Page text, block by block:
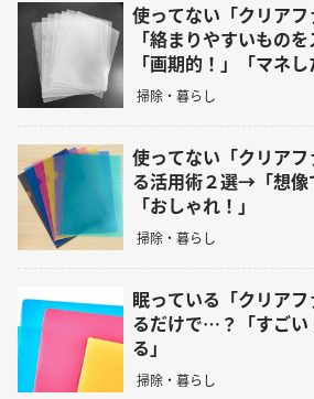
使ってない「クリアフ
「絡まりやすいもの
「画期的！」「マネし
掃除・暮らし
使ってない「クリア
る活用術２選→「想像
「おしゃれ！」
掃除・暮らし
眠っている「クリア
るだけで…？「すごい
る」
掃除・暮らし